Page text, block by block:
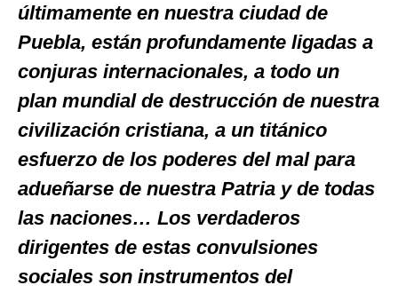
últimamente en nuestra ciudad de
Puebla, están profundamente ligadas a
conjuras internacionales, a todo un
plan mundial de destrucción de nuestra
civilización cristiana, a un titánico
esfuerzo de los poderes del mal para
adueñarse de nuestra Patria y de todas
las naciones… Los verdaderos
dirigentes de estas convulsiones
sociales son instrumentos del